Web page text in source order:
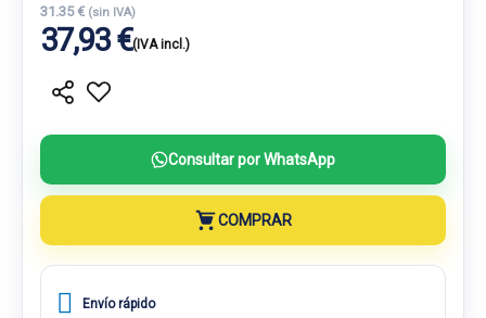
31.35 € (sin IVA)
37,93 €(IVA incl.)
Consultar por WhatsApp
COMPRAR
Envío rápido